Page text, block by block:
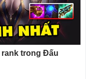
rank trong Đấu